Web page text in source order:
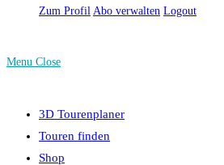
Zum Profil Abo verwalten Logout
Menu Close
3D Tourenplaner
Touren finden
Shop